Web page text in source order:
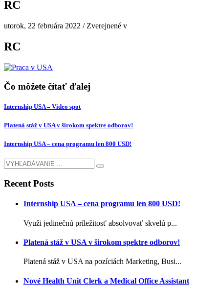
RC
utorok, 22 februára 2022 / Zverejnené v
RC
Čo môžete čítať ďalej
Internship USA – Video spot
Platená stáž v USA v širokom spektre odborov!
Internship USA – cena programu len 800 USD!
Recent Posts
Internship USA – cena programu len 800 USD!
Využi jedinečnú príležitosť absolvovať skvelú p...
Platená stáž v USA v širokom spektre odborov!
Platená stáž v USA na pozíciách Marketing, Busi...
Nové Health Unit Clerk a Medical Office Assistant